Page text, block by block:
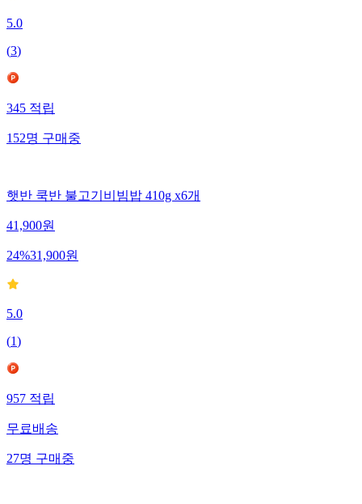
5.0
(3)
345적립
152명구매중
햇반 쿡반 불고기비빔밥 410g x6개
41,900원
24%31,900원
5.0
(1)
957적립
무료배송
27명구매중